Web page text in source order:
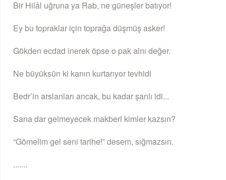
Bir Hilâl uğruna ya Rab, ne güneşler batıyor!
Ey bu topraklar için toprağa düşmüş asker!
Gökden ecdad inerek öpse o pak alnı değer.
Ne büyüksün ki kanın kurtarıyor tevhidi
Bedr’in arslanları ancak, bu kadar şanlı idi...
Sana dar gelmeyecek makberi kimler kazsın?
“Gömelim gel seni tarihe!” desem, sığmazsın.
.......